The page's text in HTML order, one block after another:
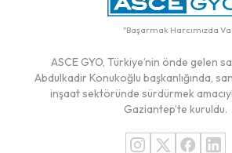
"Başarmak Harcımızda
ASCE GYO, Türkiye’nin önde gelen
Abdulkadir Konukoğlu başkanlığında,
inşaat sektöründe sürdürmek
Gaziantep’te kuruldu.